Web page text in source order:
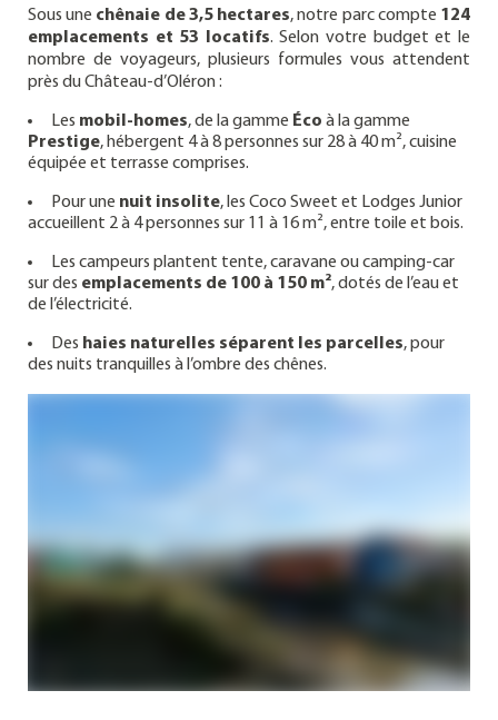
Sous une chênaie de 3,5 hectares, notre parc compte 124
emplacements et 53 locatifs. Selon votre budget et le
nombre de voyageurs, plusieurs formules vous attendent
près du Château-d’Oléron :
Les mobil-homes, de la gamme Éco à la gamme
Prestige, hébergent 4 à 8 personnes sur 28 à 40 m², cuisine
équipée et terrasse comprises.
Pour une nuit insolite, les Coco Sweet et Lodges Junior
accueillent 2 à 4 personnes sur 11 à 16 m², entre toile et bois.
Les campeurs plantent tente, caravane ou camping-car
sur des emplacements de 100 à 150 m², dotés de l’eau et
de l’électricité.
Des haies naturelles séparent les parcelles, pour
des nuits tranquilles à l’ombre des chênes.